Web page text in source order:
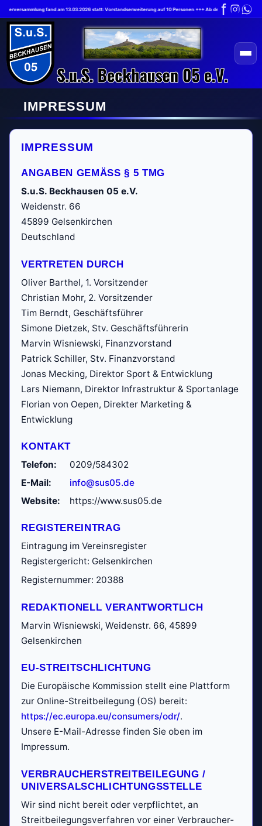
fand am 13.03.2026 statt: Vorstandserweiterung auf 10 Personen +++ Ab dem 1.7.2026 gilt die
IMPRESSUM
IMPRESSUM
ANGABEN GEMÄSS § 5 TMG
S.u.S. Beckhausen 05 e.V.
Weidenstr. 66
45899 Gelsenkirchen
Deutschland
VERTRETEN DURCH
Oliver Barthel, 1. Vorsitzender
Christian Mohr, 2. Vorsitzender
Tim Berndt, Geschäftsführer
Simone Dietzek, Stv. Geschäftsführerin
Marvin Wisniewski, Finanzvorstand
Patrick Schiller, Stv. Finanzvorstand
Jonas Mecking, Direktor Sport & Entwicklung
Lars Niemann, Direktor Infrastruktur & Sportanlage
Florian von Oepen, Direkter Marketing &
Entwicklung
KONTAKT
Telefon:
0209/584302
E-Mail:
info@sus05.de
Website:
https://www.sus05.de
REGISTEREINTRAG
Eintragung im Vereinsregister
Registergericht: Gelsenkirchen
Registernummer: 20388
REDAKTIONELL VERANTWORTLICH
Marvin Wisniewski, Weidenstr. 66, 45899
Gelsenkirchen
EU-STREITSCHLICHTUNG
Die Europäische Kommission stellt eine Plattform
zur Online-Streitbeilegung (OS) bereit:
https://ec.europa.eu/consumers/odr/.
Unsere E-Mail-Adresse finden Sie oben im
Impressum.
VERBRAUCHER­STREIT­BEILEGUNG /
UNIVERSAL­SCHLICHTUNGS­STELLE
Wir sind nicht bereit oder verpflichtet, an
Streitbeilegungs­verfahren vor einer Verbraucher­